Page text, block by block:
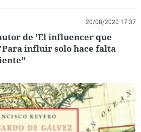
20/08/2020 17:37
de 'El influencer que
influir solo hace falta